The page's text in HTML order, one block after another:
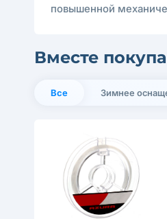
повышенной
Вместе
Все Зимнее